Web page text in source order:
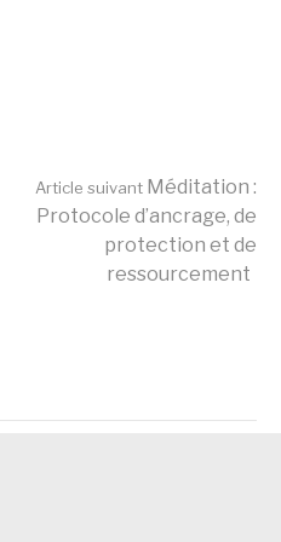
Article suivant Méditation :
Protocole d’ancrage, de
protection et de
ressourcement